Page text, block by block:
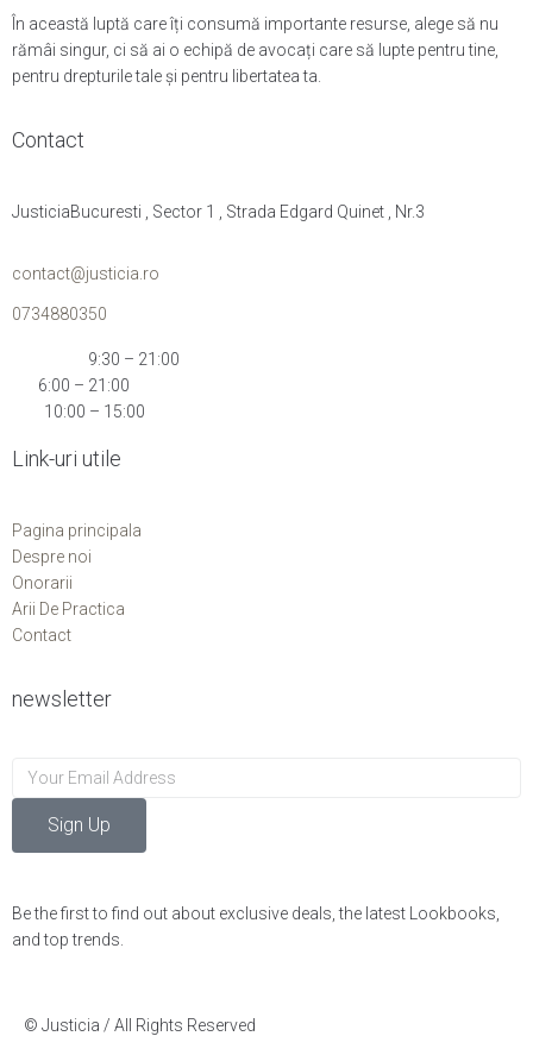
În această luptă care îți consumă importante resurse, alege să nu
rămâi singur, ci să ai o echipă de avocați care să lupte pentru tine,
pentru drepturile tale și pentru libertatea ta.
Contact
JusticiaBucuresti , Sector 1 , Strada Edgard Quinet , Nr.3
contact@justicia.ro
0734880350
9:30 – 21:00
6:00 – 21:00
10:00 – 15:00
Link-uri utile
Pagina principala
Despre noi
Onorarii
Arii De Practica
Contact
newsletter
Sign Up
Be the first to find out about exclusive deals, the latest Lookbooks,
and top trends.
© Justicia / All Rights Reserved